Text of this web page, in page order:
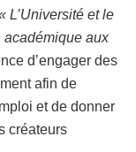
L’Université et le
académique aux
d’engager des
afin de
et de donner
créateurs